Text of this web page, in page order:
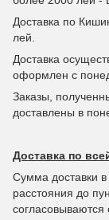
Доставка по
лей.
Доставка
оформлен с
Заказы,
доставлены в
Доставка по
Сумма доставки в
расстояния до
согласовываются